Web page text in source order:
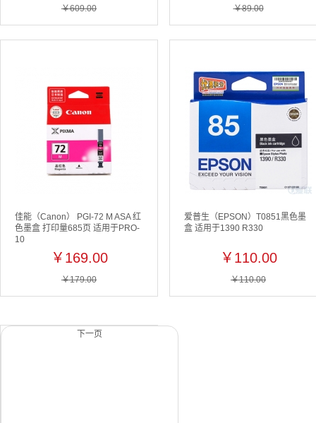
￥609.00 ￥89.00
佳能（Canon） PGI-72 M ASA 红
色墨盒 打印量685页 适用于PRO-
10
￥169.00
￥179.00
爱普生（EPSON）T0851黑色墨
盒 适用于1390 R330
￥110.00
￥110.00
下一页